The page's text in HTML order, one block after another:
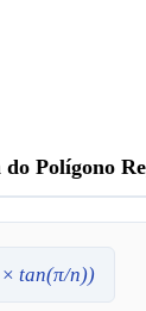
Polígono
× tan(π/n))